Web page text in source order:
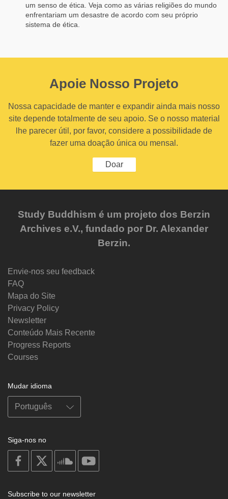
um senso de ética. Veja como as várias religiões do mundo
enfrentariam um desastre de acordo com seu próprio
sistema de ética.
Apoie Nosso Projeto
Nossa capacidade de manter e expandir ainda mais nosso
site depende totalmente de seu apoio. Se o nosso material
lhe parecer útil, por favor, considere a possibilidade de
fazer uma doação única ou mensal.
Doar
Study Buddhism é um projeto dos Berzin
Archives e.V., fundado por Dr. Alexander
Berzin.
Envie-nos seu feedback
FAQ
Mapa do Site
Privacy Policy
Newsletter
Conteúdo Mais Recente
Progress Reports
Courses
Mudar idioma
Siga-nos no
on
facebook
soundcloud
Subscribe to our newsletter